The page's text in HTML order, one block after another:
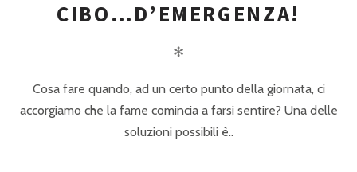
CIBO…D’EMERGENZA!
✻
Cosa fare quando, ad un certo punto della giornata, ci
accorgiamo che la fame comincia a farsi sentire? Una delle
soluzioni possibili è..